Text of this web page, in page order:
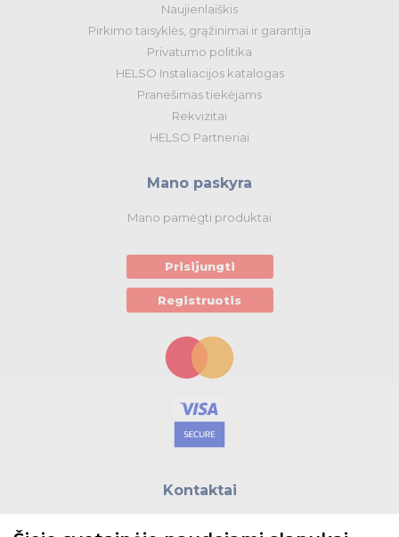
Naujienlaiškis
Pirkimo taisyklės, grąžinimai ir garantija
Privatumo politika
HELSO Instaliacijos katalogas
Pranešimas tiekėjams
Rekvizitai
HELSO Partneriai
Mano paskyra
Mano pamėgti produktai
Prisijungti
Registruotis
Kontaktai